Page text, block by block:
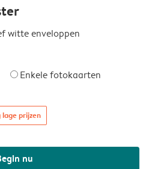
witte enveloppen
Enkele fotokaarten
lage prijzen
nu